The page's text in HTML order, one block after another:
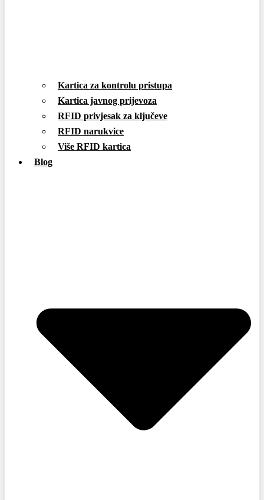
Kartica za kontrolu pristupa
Kartica javnog prijevoza
RFID privjesak za ključeve
RFID narukvice
Više RFID kartica
Blog